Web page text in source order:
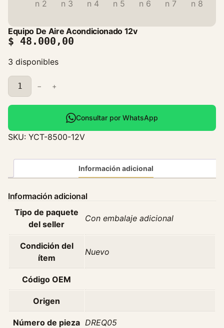
Equipo De Aire Acondicionado 12v
$ 48.000,00
3 disponibles
E
q
u
p
o
A
r
c
i
− +
Consultar por WhatsApp
SKU: YCT-8500-12V
Información adicional
Información adicional
Tipo de paquete
del seller
Con embalaje adicional
Condición del
ítem
Nuevo
Código OEM
Origen
Número de pieza DREQ05